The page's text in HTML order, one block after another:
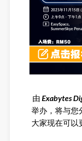
由 Exabytes
举办，将与您
大家现在可以